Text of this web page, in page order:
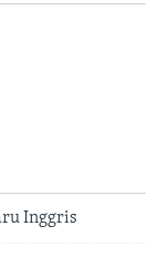
Inggris